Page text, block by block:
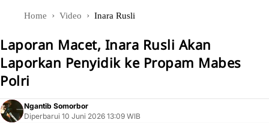
Home Video Inara Rusli
Laporan Macet, Inara Rusli Akan
Laporkan Penyidik ke Propam Mabes
Polri
Ngantib Somorbor
Diperbarui 10 Juni 2026 13:09 WIB